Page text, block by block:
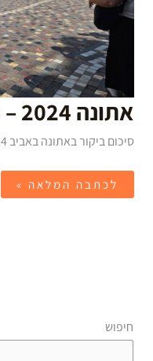
חיפוש
אתונה 2024 – סיכום ביקור
סיכום ביקור באתונה באביב 2024
לכתבה המלאה »